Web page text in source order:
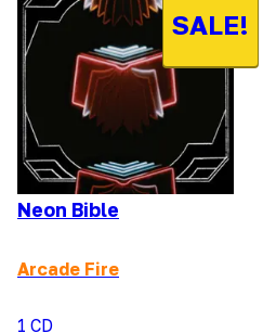
SALE!
Neon Bible
Arcade Fire
1 CD